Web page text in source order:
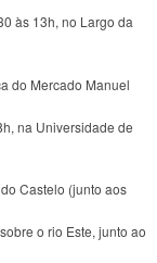
às 13h, no Largo da
do Mercado Manuel
na Universidade de
Castelo (junto aos
o rio Este, junto ao